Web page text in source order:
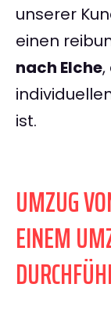
unserer
einen
nach Elche,
ist.
UMZUG
EINEM